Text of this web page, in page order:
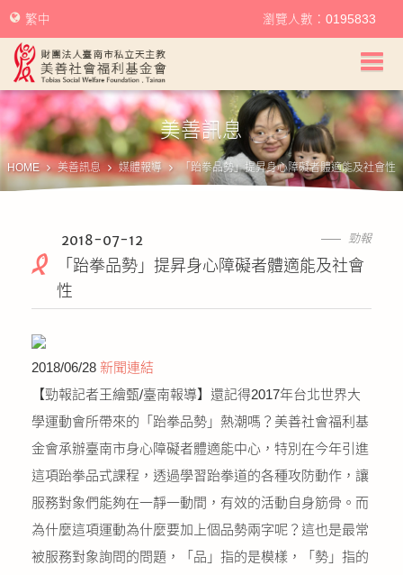
美善社會福利基金會首頁
關於美善
美善服務
公益義賣
聯絡我們
網站地圖
繁中 瀏覽人數：0195833
美善訊息
HOME 美善訊息 媒體報導 「跆拳品勢」提昇身心障礙者體適能及社會性
勁報
2018-07-12
「跆拳品勢」提昇身心障礙者體適能及社會
性
2018/06/28 新聞連結
【勁報記者王繪甄/臺南報導】還記得2017年台北世界大
學運動會所帶來的「跆拳品勢」熱潮嗎？美善社會福利基
金會承辦臺南市身心障礙者體適能中心，特別在今年引進
這項跆拳品式課程，透過學習跆拳道的各種攻防動作，讓
服務對象們能夠在一靜一動間，有效的活動自身筋骨。而
為什麼這項運動為什麼要加上個品勢兩字呢？這也是最常
被服務對象詢問的問題，「品」指的是模樣，「勢」指的